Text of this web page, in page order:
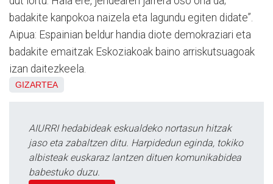
badakite kanpokoa naizela eta lagundu egiten didate”.
Aipua: Espainian beldur handia diote demokraziari eta
badakite emaitzak Eskoziakoak baino arriskutsuagoak
izan daitezkeela.
GIZARTEA
AIURRI hedabideak eskualdeko nortasun hitzak
jaso eta zabaltzen ditu. Harpidedun eginda, tokiko
albisteak euskaraz lantzen dituen komunikabidea
babestuko duzu.